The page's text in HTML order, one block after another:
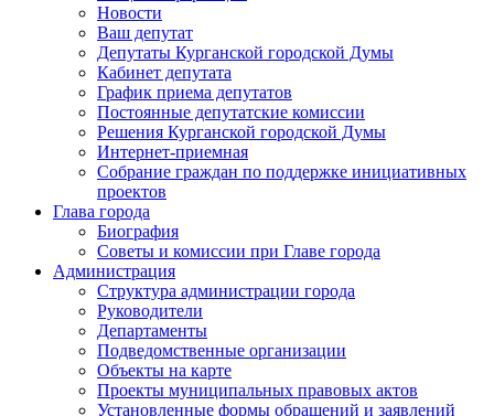
Новости
Ваш депутат
Депутаты Курганской городской Думы
Кабинет депутата
График приема депутатов
Постоянные депутатские комиссии
Решения Курганской городской Думы
Интернет-приемная
Собрание граждан по поддержке инициативных
проектов
Глава города
Биография
Советы и комиссии при Главе города
Администрация
Структура администрации города
Руководители
Департаменты
Подведомственные организации
Объекты на карте
Проекты муниципальных правовых актов
Установленные формы обращений и заявлений